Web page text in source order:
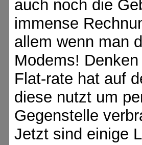
auch noch die
immense
allem wenn man
Modems!
Flat-rate hat auf
diese nutzt um
Gegenstelle
Jetzt sind einige